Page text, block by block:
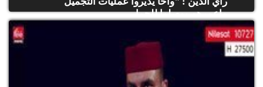
ماعمرهم يوصلوا للجما...